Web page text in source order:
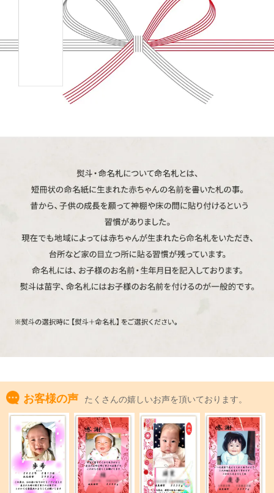
お客様の声 たくさんの嬉しいお声を頂いております。